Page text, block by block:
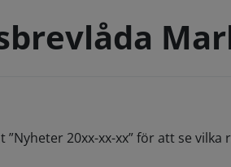
”Nyheter 20xx-xx-xx” för att se